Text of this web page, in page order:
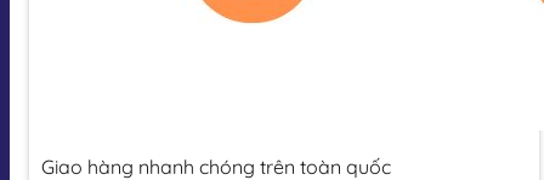
Giao hàng nhanh chóng trên toàn quốc